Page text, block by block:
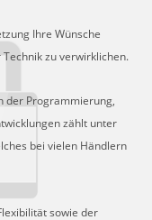
Ihre Wünsche
zu verwirklichen.
der Programmierung,
zählt unter
bei vielen Händlern
sowie der